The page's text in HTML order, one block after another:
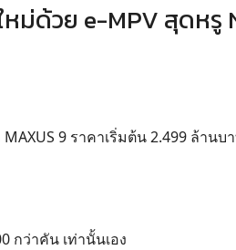
ม่ด้วย e-MPV สุดหรู
9 ราคาเริ่มต้น 2.499 ล้านบ
กว่าคัน เท่านั้นเอง